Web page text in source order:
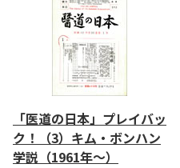
「医道の日本」プレイバッ
ク！（3）キム・ボンハン
学説（1961年～）